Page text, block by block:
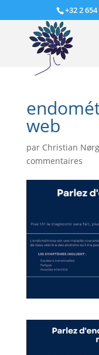
+32 2
web
par Christian
commentaires